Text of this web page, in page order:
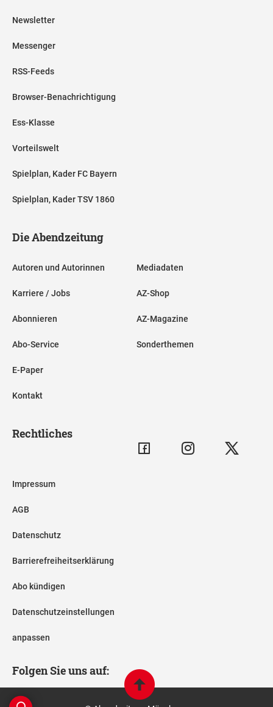
Newsletter
Messenger
RSS-Feeds
Browser-Benachrichtigung
Ess-Klasse
Vorteilswelt
Spielplan, Kader FC Bayern
Spielplan, Kader TSV 1860
Die Abendzeitung
Autoren und Autorinnen
Karriere / Jobs
Abonnieren
Abo-Service
E-Paper
Kontakt
Mediadaten
AZ-Shop
AZ-Magazine
Sonderthemen
Rechtliches
Impressum
AGB
Datenschutz
Barrierefreiheitserklärung
Abo kündigen
Datenschutzeinstellungen
anpassen
Folgen Sie uns auf: